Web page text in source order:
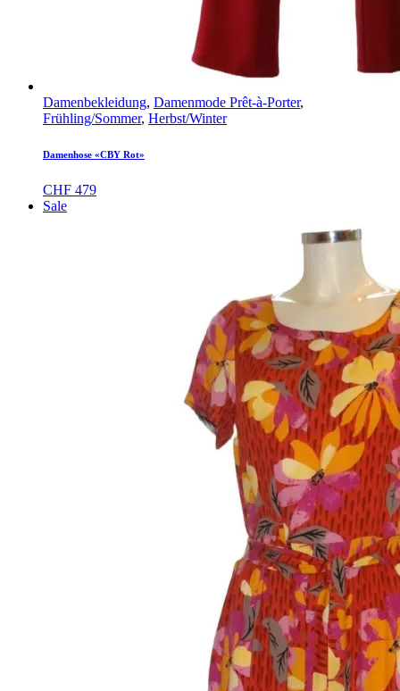
Damenbekleidung, Damenmode Prêt-à-Porter,
Frühling/Sommer, Herbst/Winter
Damenhose «CBY Rot»
CHF 479
Sale